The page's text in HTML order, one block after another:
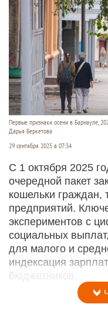
Первые признаки осени в Барнауле,
Дарья Беркетова
29 сентября 2025 в 07:34
С 1 октября 2025
очередной пакет
кошельки граждан,
предприятий.
экспериментов с
социальных
для малого и
индексация
бюджетников.